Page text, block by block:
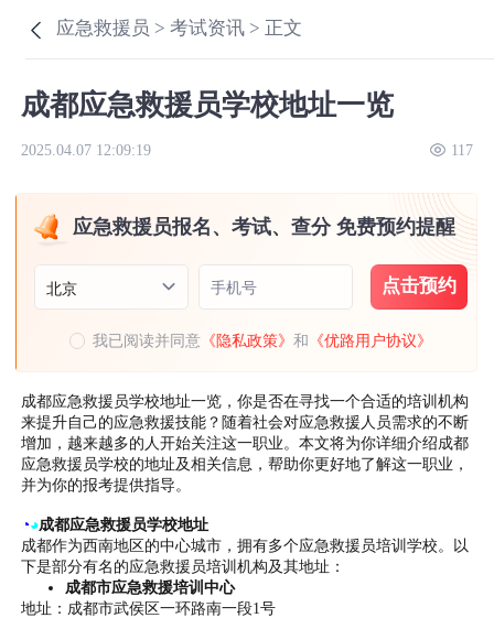
应急救援员 >考试资讯 > 正文
成都应急救援员学校地址一览
2025.04.07 12:09:19 117
应急救援员报名、考试、查分 免费预约提醒
北京 手机号 点击预约
我已阅读并同意 《隐私政策》和 《优路用户协议》
成都应急救援员学校地址一览，你是否在寻找一个合适的培训机构
来提升自己的应急救援技能？随着社会对应急救援人员需求的不断
增加，越来越多的人开始关注这一职业。本文将为你详细介绍成都
应急救援员学校的地址及相关信息，帮助你更好地了解这一职业，
并为你的报考提供指导。
◔◕成都应急救援员学校地址
成都作为西南地区的中心城市，拥有多个应急救援员培训学校。以
下是部分有名的应急救援员培训机构及其地址：
成都市应急救援培训中心
地址：成都市武侯区一环路南一段1号